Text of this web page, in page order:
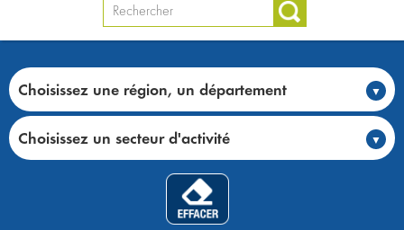
Choisissez une région, un département
Choisissez un secteur d'activité